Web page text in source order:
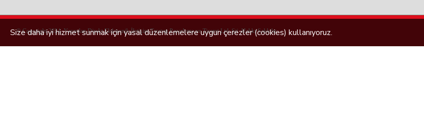
© Copyright 2024, Yazardan Direkt Elektronik İletişim Tanıtım Pazarlama ve Ticaret Ltd. Şti. Hakkı Saklıdır.
Size daha iyi hizmet sunmak için yasal düzenlemelere uygun çerezler (cookies) kullanıyoruz.